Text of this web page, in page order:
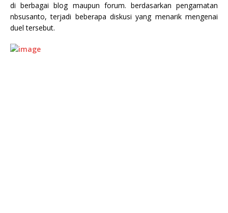
di berbagai blog maupun forum. berdasarkan pengamatan
nbsusanto, terjadi beberapa diskusi yang menarik mengenai
duel tersebut.